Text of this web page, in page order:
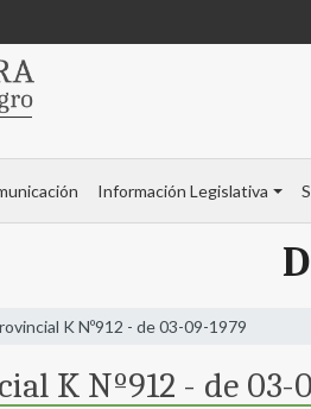
Información Legislativa
K Nº912 - de 03-09-1979
K Nº912 - de 03-